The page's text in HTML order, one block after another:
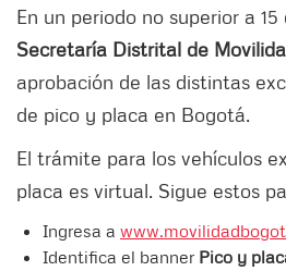
En un periodo no superior a
Secretaría Distrital de
aprobación de las distintas
de pico y placa en Bogotá.
El trámite para los vehículos
placa es virtual. Sigue estos
Ingresa a
Identifica el banner Pico y